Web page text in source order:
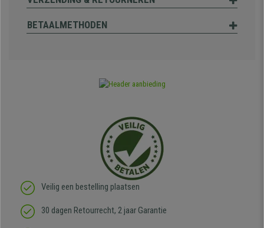
BETAALMETHODEN
Veilig een bestelling plaatsen
30 dagen Retourrecht, 2 jaar Garantie